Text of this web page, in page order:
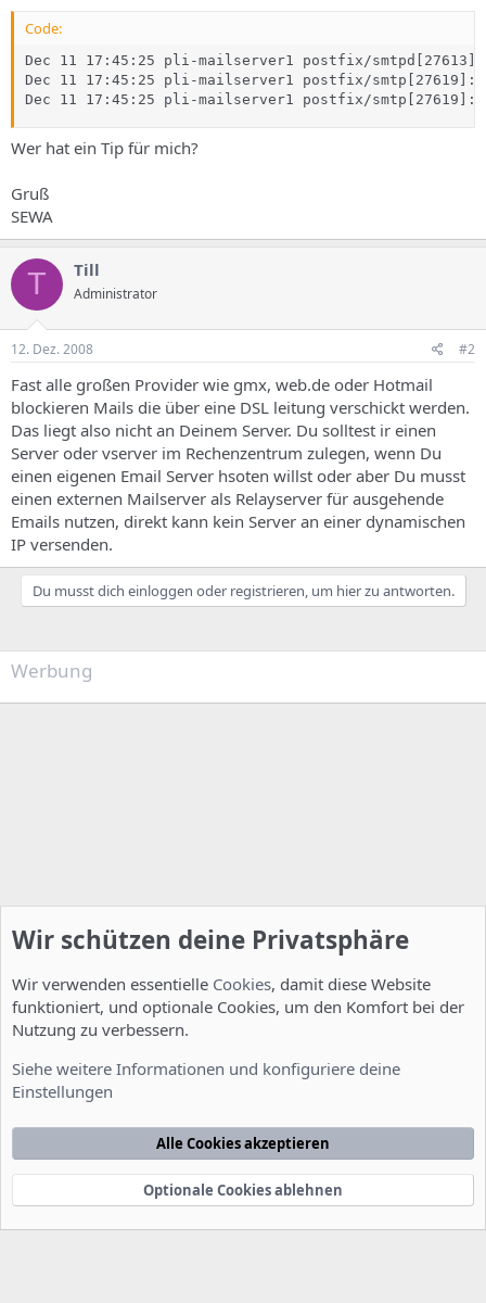
Code:
Dec 11 17:45:25 pli-mailserver1 postfix/
Dec 11 17:45:25 pli-mailserver1 postfix/smtp[27619]:
Dec 11 17:45:25 pli-mailserver1 postfix/smtp[27619]:
Wer hat ein Tip für mich?
Gruß
SEWA
T Till
Administrator
12. Dez. 2008 #2
Fast alle großen Provider wie gmx, web.de oder Hotmail
blockieren Mails die über eine DSL leitung verschickt werden.
Das liegt also nicht an Deinem Server. Du solltest ir einen
Server oder vserver im Rechenzentrum zulegen, wenn Du
einen eigenen Email Server hsoten willst oder aber Du musst
einen externen Mailserver als Relayserver für ausgehende
Emails nutzen, direkt kann kein Server an einer dynamischen
IP versenden.
Du musst dich einloggen oder registrieren, um hier zu antworten.
Werbung
Nutzungsbedingungen Datenschutzerklärung
Startseite
e
Community platform by XenForo® © 2010-2022 XenForo Ltd.
xenDach©2010-2014
Wir schützen deine Privatsphäre
Wir verwenden essentielle Cookies, damit diese Website
funktioniert, und optionale Cookies, um den Komfort bei der
Nutzung zu verbessern.
Siehe weitere Informationen und konfiguriere deine
Einstellungen
Alle Cookies akzeptieren
Optionale Cookies ablehnen